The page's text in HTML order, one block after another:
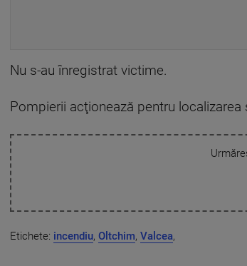
Nu s-au înregistrat victime.
Pompierii acţionează pentru
Etichete: incendiu, Oltchim, Valcea,